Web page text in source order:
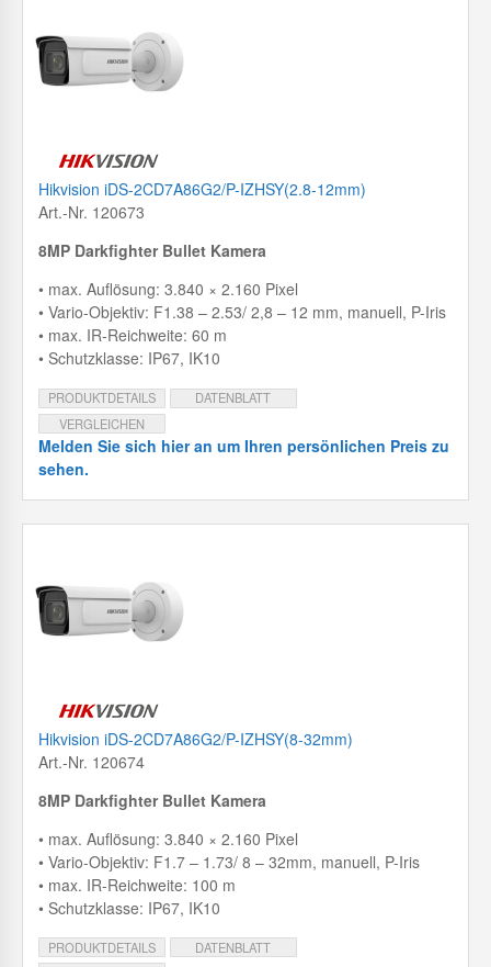
Hikvision iDS-2CD7A86G2/P-IZHSY(2.8-12mm)
Art.-Nr. 120673
8MP Darkfighter Bullet Kamera
• max. Auflösung: 3.840 × 2.160 Pixel
• Vario-Objektiv: F1.38 – 2.53/ 2,8 – 12 mm, manuell, P-Iris
• max. IR-Reichweite: 60 m
• Schutzklasse: IP67, IK10
PRODUKTDETAILS
DATENBLATT
VERGLEICHEN
Melden Sie sich hier an um Ihren persönlichen Preis zu
sehen.
Hikvision iDS-2CD7A86G2/P-IZHSY(8-32mm)
Art.-Nr. 120674
8MP Darkfighter Bullet Kamera
• max. Auflösung: 3.840 × 2.160 Pixel
• Vario-Objektiv: F1.7 – 1.73/ 8 – 32mm, manuell, P-Iris
• max. IR-Reichweite: 100 m
• Schutzklasse: IP67, IK10
PRODUKTDETAILS
DATENBLATT